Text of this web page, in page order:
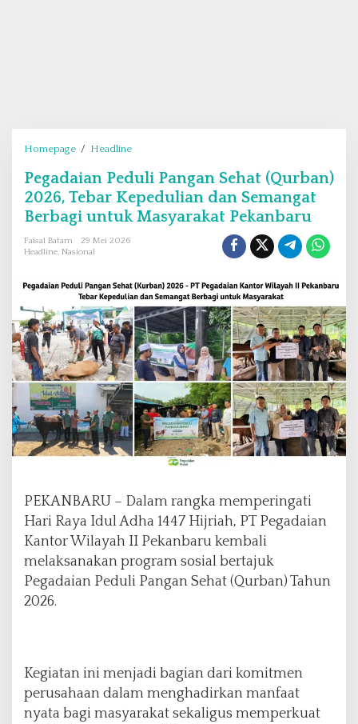
Homepage / Headline
g
a
d
P
e
d
u
l
i
P
a
n
g
a
e
h
a
t
(
Q
)
2
0
Pegadaian Peduli Pangan Sehat (Qurban)
2026, Tebar Kepedulian dan Semangat
Berbagi untuk Masyarakat Pekanbaru
Faisal Batam
29 Mei 2026
Headline, Nasional
PEKANBARU – Dalam rangka memperingati
Hari Raya Idul Adha 1447 Hijriah, PT Pegadaian
Kantor Wilayah II Pekanbaru kembali
melaksanakan program sosial bertajuk
Pegadaian Peduli Pangan Sehat (Qurban) Tahun
2026.
Kegiatan ini menjadi bagian dari komitmen
perusahaan dalam menghadirkan manfaat
nyata bagi masyarakat sekaligus memperkuat